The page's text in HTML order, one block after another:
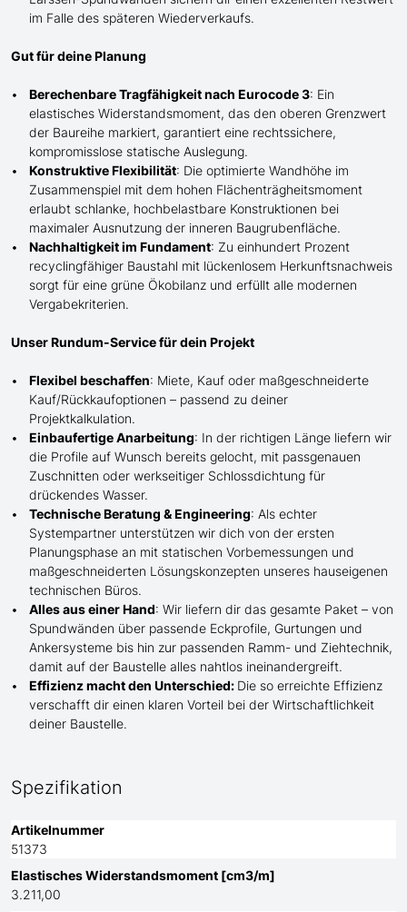
im Falle des späteren Wiederverkaufs.
Gut für deine Planung
Berechenbare Tragfähigkeit nach Eurocode 3: Ein
elastisches Widerstandsmoment, das den oberen Grenzwert
der Baureihe markiert, garantiert eine rechtssichere,
kompromisslose statische Auslegung.
Konstruktive Flexibilität: Die optimierte Wandhöhe im
Zusammenspiel mit dem hohen Flächenträgheitsmoment
erlaubt schlanke, hochbelastbare Konstruktionen bei
maximaler Ausnutzung der inneren Baugrubenfläche.
Nachhaltigkeit im Fundament: Zu einhundert Prozent
recyclingfähiger Baustahl mit lückenlosem Herkunftsnachweis
sorgt für eine grüne Ökobilanz und erfüllt alle modernen
Vergabekriterien.
Unser Rundum-Service für dein Projekt
Flexibel beschaffen: Miete, Kauf oder maßgeschneiderte
Kauf/Rückkaufoptionen – passend zu deiner
Projektkalkulation.
Einbaufertige Anarbeitung: In der richtigen Länge liefern wir
die Profile auf Wunsch bereits gelocht, mit passgenauen
Zuschnitten oder werkseitiger Schlossdichtung für
drückendes Wasser.
Technische Beratung & Engineering: Als echter
Systempartner unterstützen wir dich von der ersten
Planungsphase an mit statischen Vorbemessungen und
maßgeschneiderten Lösungskonzepten unseres hauseigenen
technischen Büros.
Alles aus einer Hand: Wir liefern dir das gesamte Paket – von
Spundwänden über passende Eckprofile, Gurtungen und
Ankersysteme bis hin zur passenden Ramm- und Ziehtechnik,
damit auf der Baustelle alles nahtlos ineinandergreift.
Effizienz macht den Unterschied: Die so erreichte Effizienz
verschafft dir einen klaren Vorteil bei der Wirtschaftlichkeit
deiner Baustelle.
Spezifikation
Artikelnummer
51373
Elastisches Widerstandsmoment [cm3/m]
3.211,00